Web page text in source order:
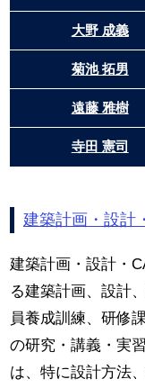
大野 成義
菊池 拓男
遠藤 雅樹
寺田 憲司
建築計画・設計
建築計画・設計・
る建築計画、設計
員養成訓練、研修
の研究・講義・実
は、特に設計方法